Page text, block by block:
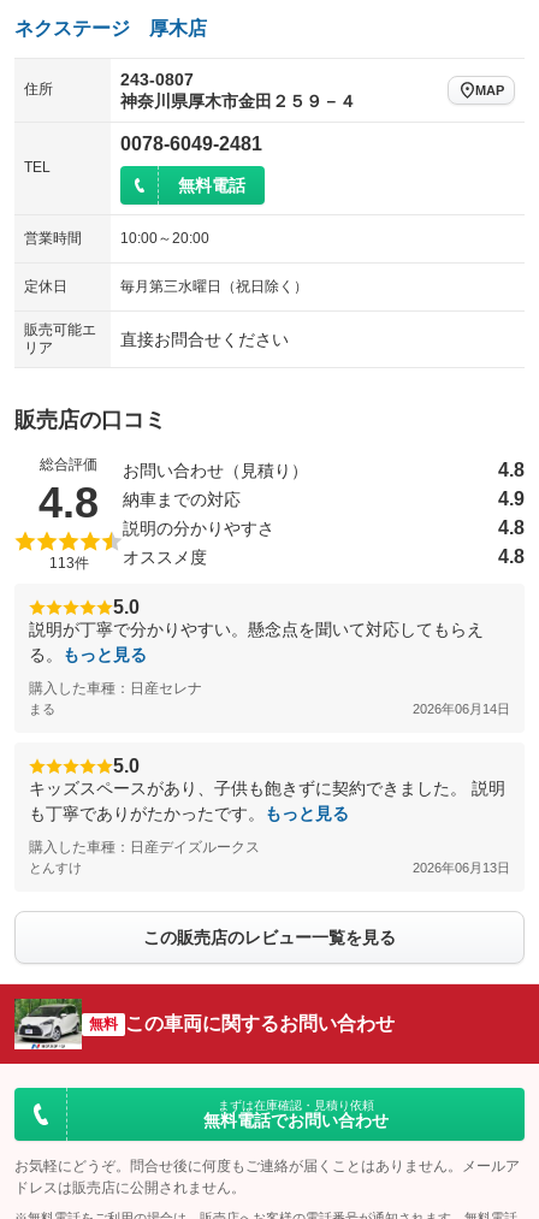
ネクステージ 厚木店
住所
243-0807
神奈川県厚木市金田２５９－４
MAP
TEL
0078-6049-2481
無料電話
営業時間 10:00～20:00
定休日 毎月第三水曜日（祝日除く）
販売可能エ
リア
直接お問合せください
販売店の口コミ
総合評価
4.8 （5点満点中）
113件
お問い合わせ（見積り） 4.8
納車までの対応 4.9
説明の分かりやすさ 4.8
オススメ度 4.8
5.0
説明が丁寧で分かりやすい。懸念点を聞いて対応してもらえ
る。
もっと見る
購入した車種：日産セレナ
まる 2026年06月14日
5.0
キッズスペースがあり、子供も飽きずに契約できました。 説明
も丁寧でありがたかったです。
もっと見る
購入した車種：日産デイズルークス
とんすけ 2026年06月13日
この販売店のレビュー一覧を見る
無料 この車両に関するお問い合わせ
まずは在庫確認・見積り依頼
無料電話でお問い合わせ
お気軽にどうぞ。問合せ後に何度もご連絡が届くことはありません。メールア
ドレスは販売店に公開されません。